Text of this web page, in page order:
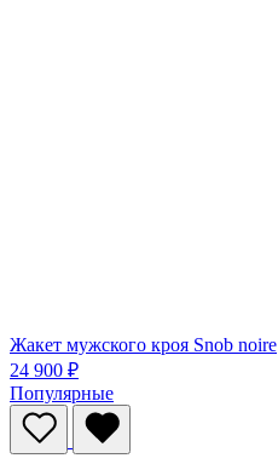
Жакет мужского кроя Snob noire
24 900 ₽
Популярные